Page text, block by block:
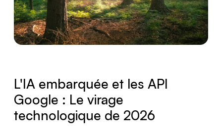
L'IA embarquée et les API
Google : Le virage
technologique de 2026